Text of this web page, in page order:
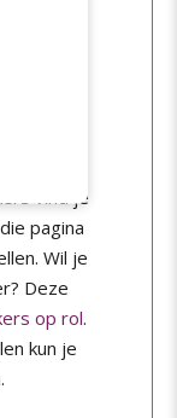
PP
goud
met
vind je
pagina
Wil je
Deze
op rol.
kun je